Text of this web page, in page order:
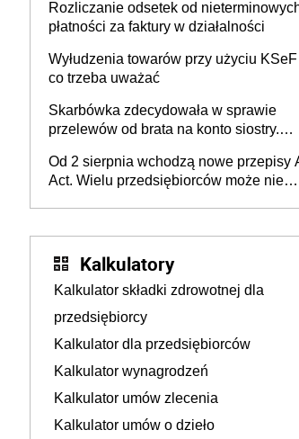
Rozliczanie odsetek od
płatności za faktury w działalności
Wyłudzenia towarów przy użyciu
co trzeba uważać
Skarbówka zdecydowała w sprawie
przelewów od brata na konto siostry.
darowizna, ale podatku jednak nie
Od 2 sierpnia wchodzą nowe przepisy
Act. Wielu przedsiębiorców może nie
Kalkulatory
Kalkulator składki zdrowotnej dla
przedsiębiorcy
Kalkulator dla przedsiębiorców
Kalkulator wynagrodzeń
Kalkulator umów zlecenia
Kalkulator umów o dzieło